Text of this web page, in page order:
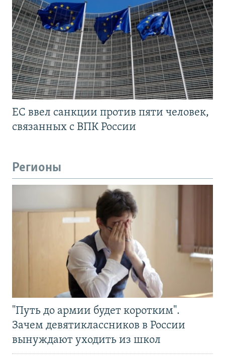
ЕС ввел санкции против пяти человек,
связанных с ВПК России
Регионы
"Путь до армии будет коротким".
Зачем девятиклассников в России
вынуждают уходить из школ